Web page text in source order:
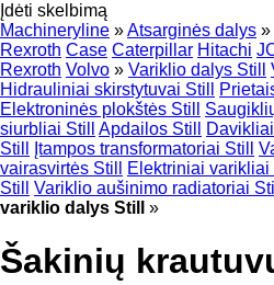
Įdėti skelbimą
Machineryline »Atsarginės dalys »
Rexroth Case Caterpillar Hitachi
Rexroth Volvo » Variklio dalys Still
Hidrauliniai skirstytuvai Still
Elektroninės plokštės Still
siurbliai Still
Apdailos Still Davikliai
Still
Įtampos transformatoriai Still
vairasvirtės Still
Elektriniai varikliai
Still
Variklio aušinimo radiatoriai Still
variklio dalys Still
»
Šakinių